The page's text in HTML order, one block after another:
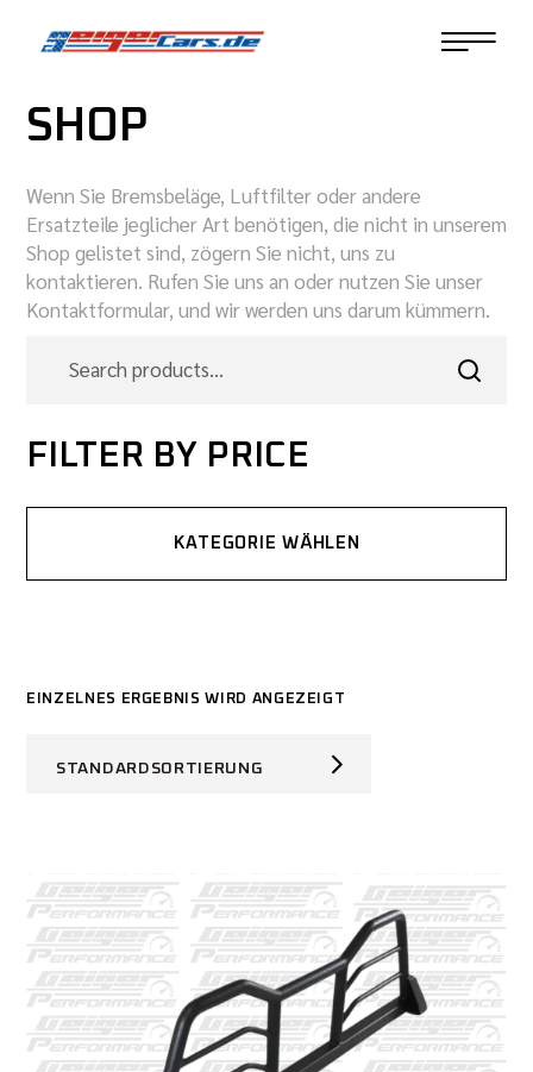
EINZELNES ERGEBNIS WIRD ANGEZEIGT
STANDARDSORTIERUNG
SHOP
Wenn Sie Bremsbeläge, Luftfilter oder andere
Ersatzteile jeglicher Art benötigen, die nicht in unserem
Shop gelistet sind, zögern Sie nicht, uns zu
kontaktieren. Rufen Sie uns an oder nutzen Sie unser
Kontaktformular, und wir werden uns darum kümmern.
FILTER BY PRICE
KATEGORIE WÄHLEN